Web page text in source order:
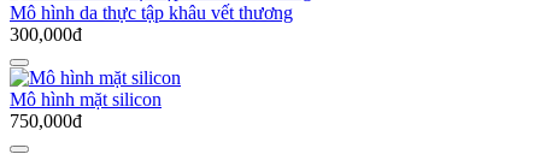
Mô hình da thực tập khâu vết thương
300,000đ
Mô hình mặt silicon
750,000đ